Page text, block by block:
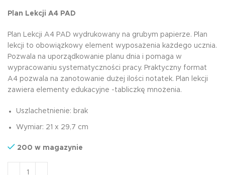
Plan Lekcji A4 PAD
Plan Lekcji A4 PAD wydrukowany na grubym papierze. Plan
lekcji to obowiązkowy element wyposażenia każdego ucznia.
Pozwala na uporządkowanie planu dnia i pomaga w
wypracowaniu systematyczności pracy. Praktyczny format
A4 pozwala na zanotowanie dużej ilości notatek. Plan lekcji
zawiera elementy edukacyjne -tabliczkę mnożenia.
Uszlachetnienie: brak
Wymiar: 21 x 29,7 cm
200 w magazynie
ilość Plan Lekcji A4 PAD